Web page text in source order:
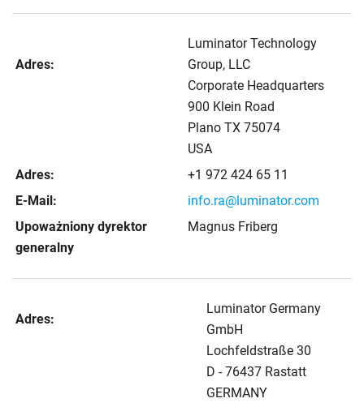
Adres:
Luminator Technology
Group, LLC
Corporate Headquarters
900 Klein Road
Plano TX 75074
USA
Adres:
+1 972 424 65 11
E-Mail:
info.ra@luminator.com
Upoważniony dyrektor
generalny
Magnus Friberg
Adres:
Luminator Germany
GmbH
Lochfeldstraße 30
D - 76437 Rastatt
GERMANY